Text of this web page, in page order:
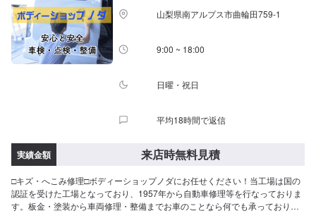
山梨県南アルプス市曲輪田759-1
9:00 ~ 18:00
日曜・祝日
平均18時間で返信
実績金額 来店時無料見積
□キズ・へこみ修理□ボディーショップノダにお任せください！当工場は国の
認証を受けた工場となっており、1957年から自動車修理等を行なっておりま
す。板金・塗装から車両修理・整備までお車のことなら何でも承っておりま